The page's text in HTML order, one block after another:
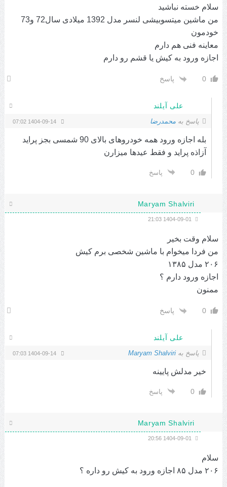
سلام خسته نباشید
من ماشین میتسوبیشی لنسر مدل 1392 میلادی سال72 و73
خودمون
معاینه فنی هم دارم
اجازه ورود به کیش یا قشم رو دارم
0 پاسخ
علی آیلند
پاسخ به محمدرضا 1404-09-14 07:02
بله اجازه ورود همه خودروهای بالای 90 شمسی بجز پراید
آزاذه پراید و فقط عیدها میزارن
0 پاسخ
Maryam Shalviri
سلام وقت بخیر
من فردا میخوام با ماشین شخصی برم کیش
۲۰۶ مدل ۱۳۸۵
اجازه ورود دارم ؟
ممنون‌
0 پاسخ
علی آیلند
پاسخ به Maryam Shalviri
1404-09-14 07:03
خیر مدلش پایینه
0 پاسخ
Maryam Shalviri
سلام
۲۰۶ مدل ۸۵ اجازه ورود به کیش رو داره ؟